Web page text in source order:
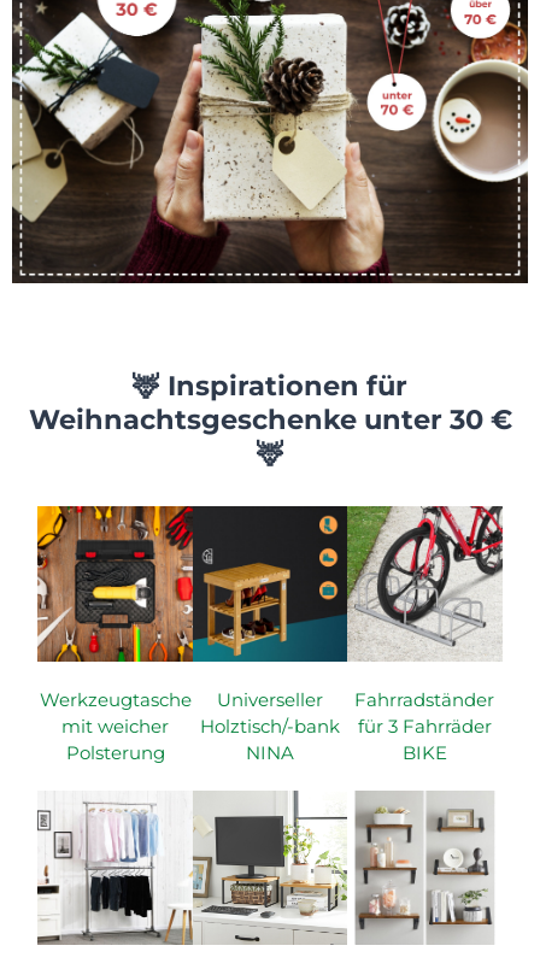
🦌 Inspirationen für
Weihnachtsgeschenke unter 30 €
🦌
Werkzeugtasche
mit weicher
Polsterung
Universeller
Holztisch/-bank
NINA
Fahrradständer
für 3 Fahrräder
BIKE